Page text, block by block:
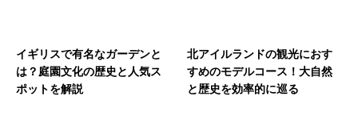
イギリスで有名なガーデンと
は？庭園文化の歴史と人気ス
ポットを解説
北アイルランドの観光におす
すめのモデルコース！大自然
と歴史を効率的に巡る